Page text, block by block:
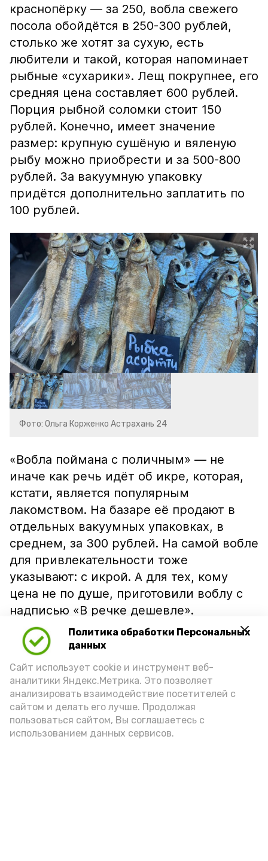
Политика обработки Персональных
данных
Сайт использует cookie и инструмент веб-
аналитики Яндекс.Метрика. Это позволяет
анализировать взаимодействие посетителей с
сайтом и делать его лучше. Продолжая
пользоваться сайтом, Вы соглашаетесь с
использованием данных сервисов.
краснопёрку — за 250, вобла свежего
посола обойдётся в 250-300 рублей,
столько же хотят за сухую, есть
любители и такой, которая напоминает
рыбные «сухарики». Лещ покрупнее, его
средняя цена составляет 600 рублей.
Порция рыбной соломки стоит 150
рублей. Конечно, имеет значение
размер: крупную сушёную и вяленую
рыбу можно приобрести и за 500-800
рублей. За вакуумную упаковку
придётся дополнительно заплатить по
100 рублей.
Фото: Ольга Корженко Астрахань 24
«Вобла поймана с поличным» — не
иначе как речь идёт об икре, которая,
кстати, является популярным
лакомством. На базаре её продают в
отдельных вакуумных упаковках, в
среднем, за 300 рублей. На самой вобле
для привлекательности тоже
указывают: с икрой. А для тех, кому
цена не по душе, приготовили воблу с
надписью «В речке дешевле».